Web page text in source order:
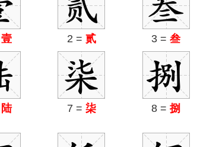
壹 2 = 贰 3 =叁
陆 7 = 柒 8 =捌